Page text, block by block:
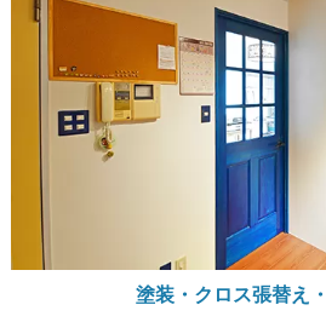
塗装・クロス張替え